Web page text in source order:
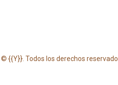
© {{Y}}. Todos los derechos